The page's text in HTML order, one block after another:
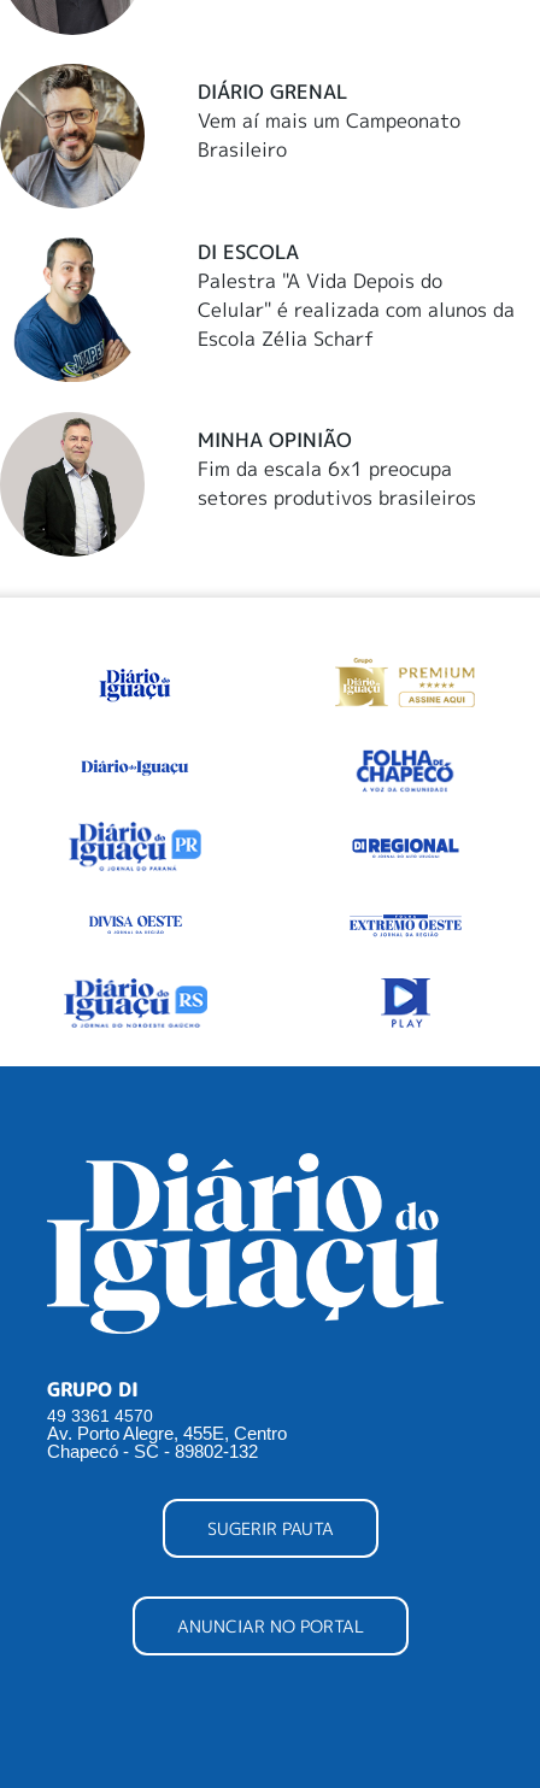
DIÁRIO GRENAL
Vem aí mais um Campeonato
Brasileiro
DI ESCOLA
Palestra "A Vida Depois do
Celular" é realizada com alunos da
Escola Zélia Scharf
MINHA OPINIÃO
Fim da escala 6x1 preocupa
setores produtivos brasileiros
GRUPO DI
49 3361 4570
Av. Porto Alegre, 455E, Centro
Chapecó - SC - 89802-132
SUGERIR PAUTA
ANUNCIAR NO PORTAL